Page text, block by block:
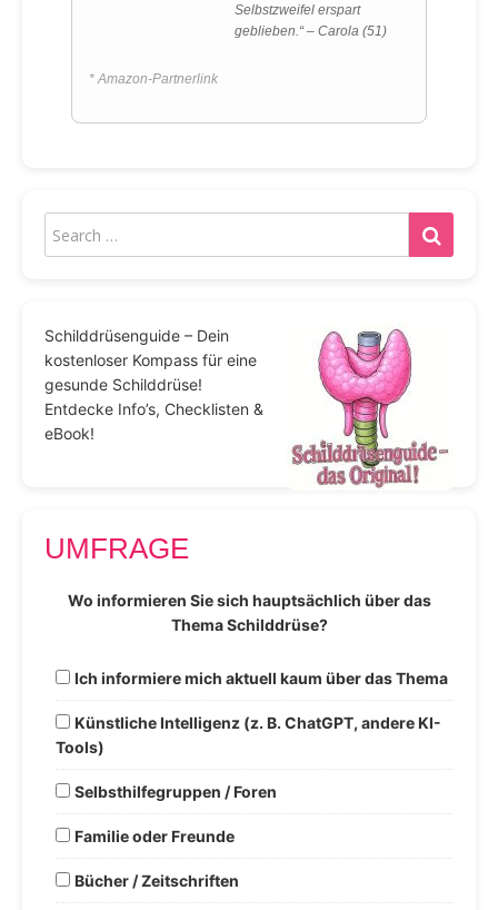
Selbstzweifel erspart
geblieben.“ – Carola (51)
* Amazon-Partnerlink
Schilddrüsenguide – Dein
kostenloser Kompass für eine
gesunde Schilddrüse!
Entdecke Info’s, Checklisten &
eBook!
UMFRAGE
Wo informieren Sie sich hauptsächlich über das
Thema Schilddrüse?
Ich informiere mich aktuell kaum über das Thema
Künstliche Intelligenz (z. B. ChatGPT, andere KI-
Tools)
Selbsthilfegruppen / Foren
Familie oder Freunde
Bücher / Zeitschriften